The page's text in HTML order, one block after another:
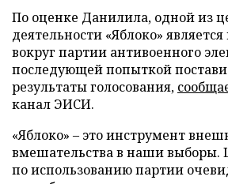
По оценке Данилила, одной из
деятельности «Яблоко»
вокруг партии антивоенного
последующей попыткой
результаты голосования,
канал ЭИСИ.
«Яблоко» – это инструмент
вмешательства в наши выборы.
по использованию партии